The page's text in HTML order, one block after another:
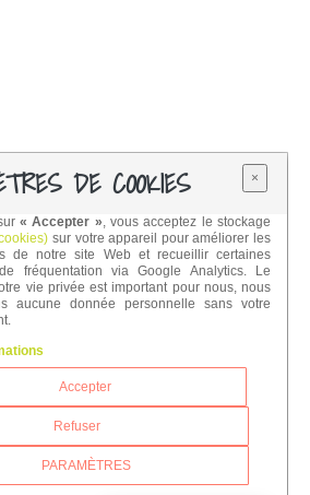
Mille Pattes © 2026
×
DE COOKIES
« Accepter », vous acceptez le stockage
sur votre appareil pour améliorer les
de notre site Web et recueillir certaines
fréquentation via Google Analytics. Le
vie privée est important pour nous, nous
aucune donnée personnelle sans votre
Accepter
Refuser
PARAMÈTRES